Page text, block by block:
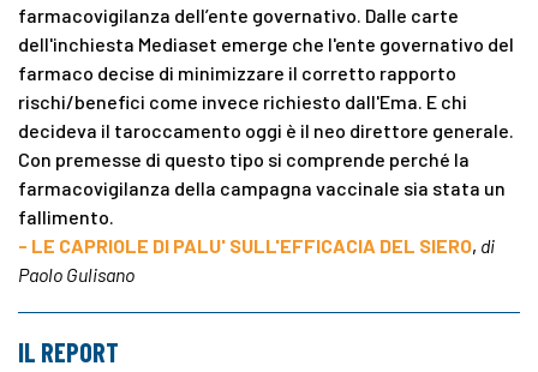
farmacovigilanza dell’ente governativo. Dalle carte
dell'inchiesta Mediaset emerge che l'ente governativo del
farmaco decise di minimizzare il corretto rapporto
rischi/benefici come invece richiesto dall'Ema. E chi
decideva il taroccamento oggi è il neo direttore generale.
Con premesse di questo tipo si comprende perché la
farmacovigilanza della campagna vaccinale sia stata un
fallimento.
- LE CAPRIOLE DI PALU' SULL'EFFICACIA DEL SIERO, di
Paolo Gulisano
IL REPORT